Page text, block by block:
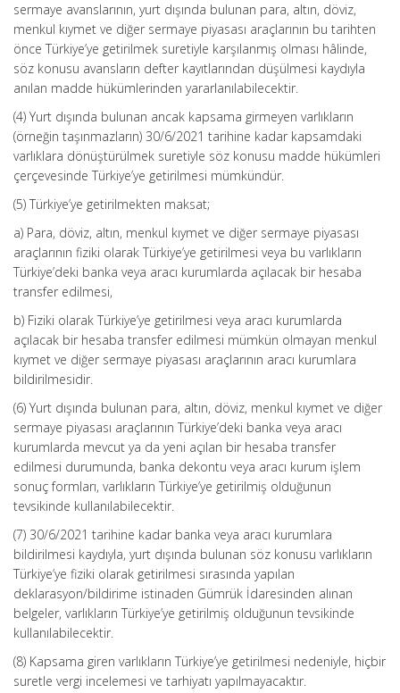
sermaye avanslarının, yurt dışında bulunan para, altın, döviz,
menkul kıymet ve diğer sermaye piyasası araçlarının bu tarihten
önce Türkiye’ye getirilmek suretiyle karşılanmış olması hâlinde,
söz konusu avansların defter kayıtlarından düşülmesi kaydıyla
anılan madde hükümlerinden yararlanılabilecektir.
(4) Yurt dışında bulunan ancak kapsama girmeyen varlıkların
(örneğin taşınmazların) 30/6/2021 tarihine kadar kapsamdaki
varlıklara dönüştürülmek suretiyle söz konusu madde hükümleri
çerçevesinde Türkiye’ye getirilmesi mümkündür.
(5) Türkiye’ye getirilmekten maksat;
a) Para, döviz, altın, menkul kıymet ve diğer sermaye piyasası
araçlarının fiziki olarak Türkiye’ye getirilmesi veya bu varlıkların
Türkiye’deki banka veya aracı kurumlarda açılacak bir hesaba
transfer edilmesi,
b) Fiziki olarak Türkiye’ye getirilmesi veya aracı kurumlarda
açılacak bir hesaba transfer edilmesi mümkün olmayan menkul
kıymet ve diğer sermaye piyasası araçlarının aracı kurumlara
bildirilmesidir.
(6) Yurt dışında bulunan para, altın, döviz, menkul kıymet ve diğer
sermaye piyasası araçlarının Türkiye’deki banka veya aracı
kurumlarda mevcut ya da yeni açılan bir hesaba transfer
edilmesi durumunda, banka dekontu veya aracı kurum işlem
sonuç formları, varlıkların Türkiye’ye getirilmiş olduğunun
tevsikinde kullanılabilecektir.
(7) 30/6/2021 tarihine kadar banka veya aracı kurumlara
bildirilmesi kaydıyla, yurt dışında bulunan söz konusu varlıkların
Türkiye’ye fiziki olarak getirilmesi sırasında yapılan
deklarasyon/bildirime istinaden Gümrük İdaresinden alınan
belgeler, varlıkların Türkiye’ye getirilmiş olduğunun tevsikinde
kullanılabilecektir.
(8) Kapsama giren varlıkların Türkiye’ye getirilmesi nedeniyle, hiçbir
suretle vergi incelemesi ve tarhiyatı yapılmayacaktır.